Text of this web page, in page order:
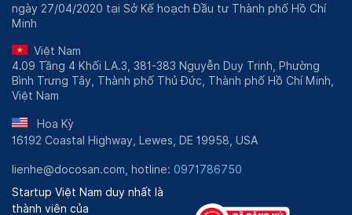
ngày 27/04/2020 tại Sở Kế hoạch Đầu tư Thành phố Hồ Chí
Minh
Việt Nam
4.09 Tầng 4 Khối LA.3, 381-383 Nguyễn Duy Trinh, Phường
Bình Trưng Tây, Thành phố Thủ Đức, Thành phố Hồ Chí Minh,
Việt Nam
Hoa Kỳ
16192 Coastal Highway, Lewes, DE 19958, USA
lienhe@docosan.com, hotline: 0971786750
Startup Việt Nam duy nhất là
thành viên của